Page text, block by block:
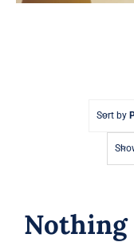
Sort by
Nothing